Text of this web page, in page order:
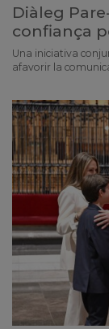
Diàleg
confiança
Una iniciativa
afavorir la